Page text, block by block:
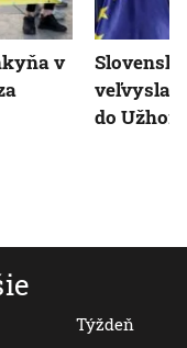
Týždeň
v
do